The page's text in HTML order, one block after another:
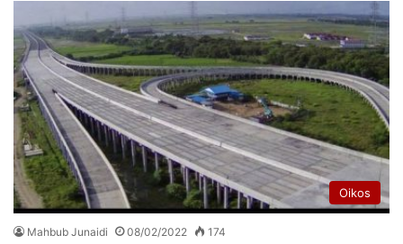
Oikos
Mahbub Junaidi 08/02/2022 174